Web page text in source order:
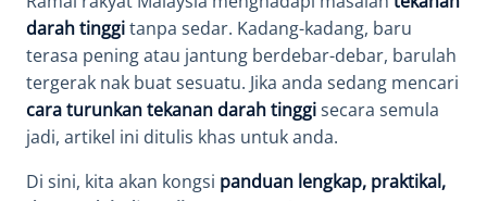
darah tinggitanpa sedar. Kadang-kadang, baru
terasa pening atau jantung berdebar-debar, barulah
tergerak nak buat sesuatu. Jika anda sedang mencari
cara turunkan tekanan darah tinggisecara semula
jadi, artikel ini ditulis khas untuk anda.
Di sini, kita akan kongsi panduan lengkap, praktikal,